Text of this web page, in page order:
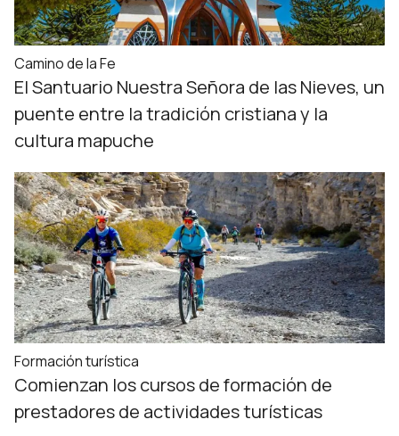
Camino de la Fe
El Santuario Nuestra Señora de las Nieves, un
puente entre la tradición cristiana y la
cultura mapuche
Formación turística
Comienzan los cursos de formación de
prestadores de actividades turísticas